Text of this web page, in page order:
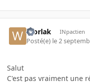
Worlak INpactien
Posté(e) le 2
Salut
C'est pas vraiment une